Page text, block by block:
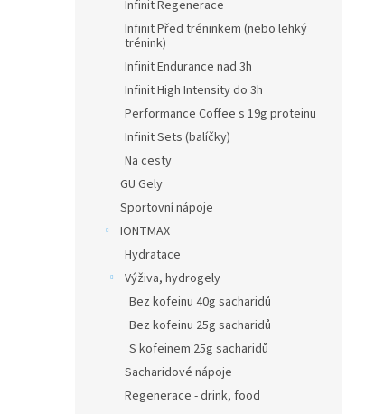
Infinit Regenerace
Infinit Před tréninkem (nebo lehký
trénink)
Infinit Endurance nad 3h
Infinit High Intensity do 3h
Performance Coffee s 19g proteinu
Infinit Sets (balíčky)
Na cesty
GU Gely
Sportovní nápoje
IONTMAX
Hydratace
Výživa, hydrogely
Bez kofeinu 40g sacharidů
Bez kofeinu 25g sacharidů
S kofeinem 25g sacharidů
Sacharidové nápoje
Regenerace - drink, food